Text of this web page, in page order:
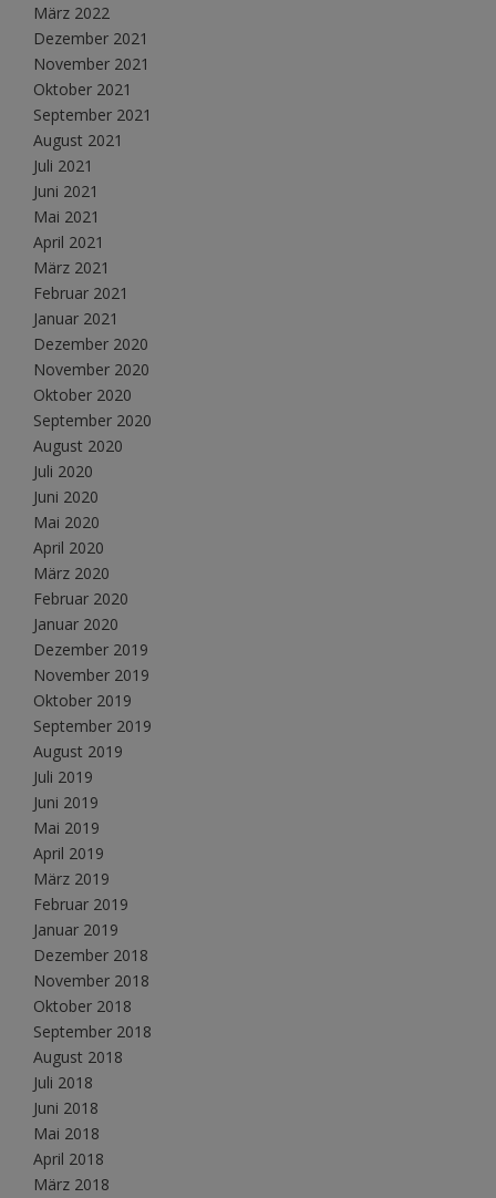
März 2022
Dezember 2021
November 2021
Oktober 2021
September 2021
August 2021
Juli 2021
Juni 2021
Mai 2021
April 2021
März 2021
Februar 2021
Januar 2021
Dezember 2020
November 2020
Oktober 2020
September 2020
August 2020
Juli 2020
Juni 2020
Mai 2020
April 2020
März 2020
Februar 2020
Januar 2020
Dezember 2019
November 2019
Oktober 2019
September 2019
August 2019
Juli 2019
Juni 2019
Mai 2019
April 2019
März 2019
Februar 2019
Januar 2019
Dezember 2018
November 2018
Oktober 2018
September 2018
August 2018
Juli 2018
Juni 2018
Mai 2018
April 2018
März 2018